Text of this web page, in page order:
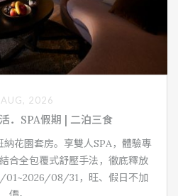
．SPA假期 | 二泊三食
花園套房。享雙人SPA，體驗專
合全包覆式舒壓手法，徹底釋放
01~2026/08/31，旺、假日不加
2026